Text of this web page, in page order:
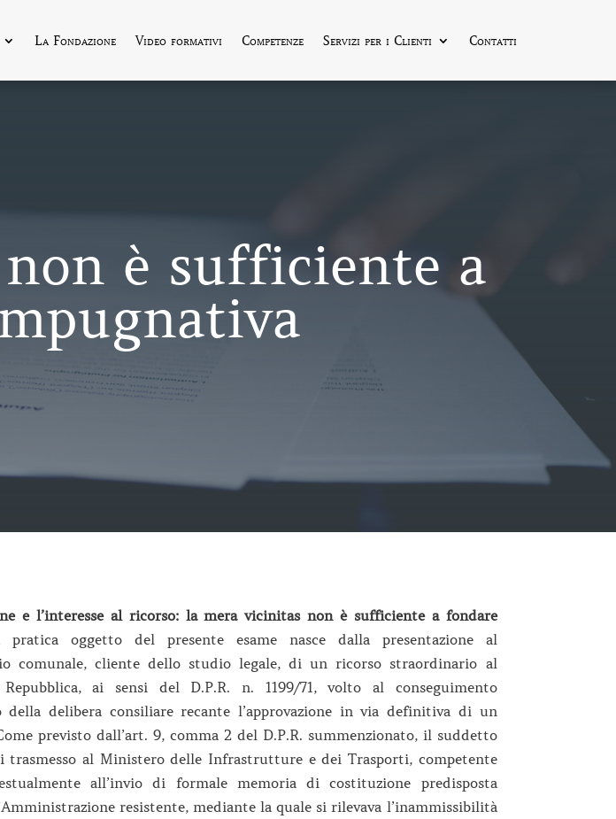
La Fondazione Video formativi Competenze Servizi per i Clienti Contatti
è sufficiente a
e l’interesse al ricorso: la mera vicinitas non è sufficiente a fondare
pratica oggetto del presente esame nasce dalla presentazione al
comunale, cliente dello studio legale, di un ricorso straordinario al
ai sensi del D.P.R. n. 1199/71, volto al conseguimento
della delibera consiliare recante l’approvazione in via definitiva di un
previsto dall’art. 9, comma 2 del D.P.R. summenzionato, il suddetto
trasmesso al Ministero delle Infrastrutture e dei Trasporti, competente
all’invio di formale memoria di costituzione predisposta
resistente, mediante la quale si rilevava l’inammissibilità